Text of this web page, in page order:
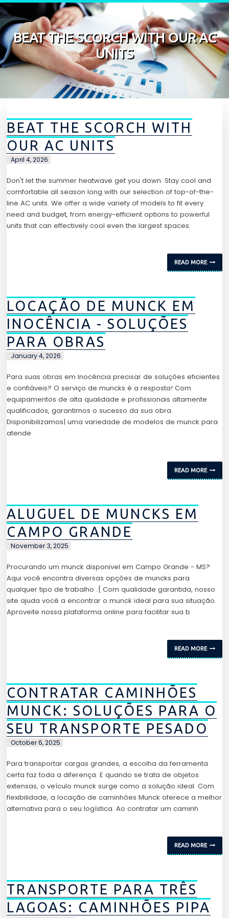
Skip to content
BEAT THE SCORCH WITH OUR AC
UNITS
BEAT THE SCORCH WITH
OUR AC UNITS
April 4, 2026
Don't let the summer heatwave get you down. Stay cool and
comfortable all season long with our selection of top-of-the-
line AC units. We offer a wide variety of models to fit every
need and budget, from energy-efficient options to powerful
units that can effectively cool even the largest spaces.
READ MORE
LOCAÇÃO DE MUNCK EM
INOCÊNCIA - SOLUÇÕES
PARA OBRAS
January 4, 2026
Para suas obras em Inocência precisar de soluções eficientes
e confiáveis? O serviço de muncks é a resposta! Com
equipamentos de alta qualidade e profissionais altamente
qualificados, garantimos o sucesso da sua obra.
Disponibilizamos| uma variedade de modelos de munck para
atende
READ MORE
ALUGUEL DE MUNCKS EM
CAMPO GRANDE
November 3, 2025
Procurando um munck disponivel em Campo Grande - MS?
Aqui você encontra diversas opções de muncks para
qualquer tipo de trabalho .{ Com qualidade garantida, nosso
site ajuda você a encontrar o munck ideal para sua situação.
Aproveite nossa plataforma online para facilitar sua b
READ MORE
CONTRATAR CAMINHÕES
MUNCK: SOLUÇÕES PARA O
SEU TRANSPORTE PESADO
October 6, 2025
Para transportar cargas grandes, a escolha da ferramenta
certa faz toda a diferença. E quando se trata de objetos
extensas, o veículo munck surge como a solução ideal. Com
flexibilidade, a locação de caminhões Munck oferece a melhor
alternativa para o seu logística. Ao contratar um caminh
READ MORE
TRANSPORTE PARA TRÊS
LAGOAS: CAMINHÕES PIPA